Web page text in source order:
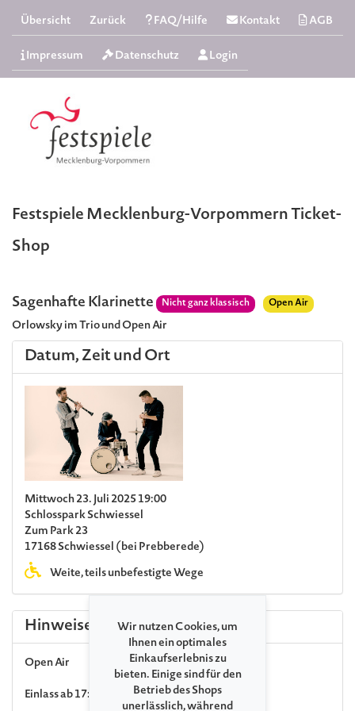
Übersicht Zurück FAQ/Hilfe Kontakt AGB
Impressum Datenschutz Login
Festspiele Mecklenburg-Vorpommern Ticket-
Shop
Sagenhafte Klarinette Nicht ganz klassisch Open Air
Orlowsky im Trio und Open Air
Datum, Zeit und Ort
Mittwoch 23. Juli 2025 19:00
Schlosspark Schwiessel
Zum Park 23
17168 Schwiessel (bei Prebberede)
Weite, teils unbefestigte Wege
Hinweise
Open Air
Einlass ab 17:00 Uhr · Möglichkeit zum Picknick
Wir nutzen Cookies, um
Ihnen ein optimales
Einkaufserlebnis zu
bieten. Einige sind für den
Betrieb des Shops
unerlässlich, während